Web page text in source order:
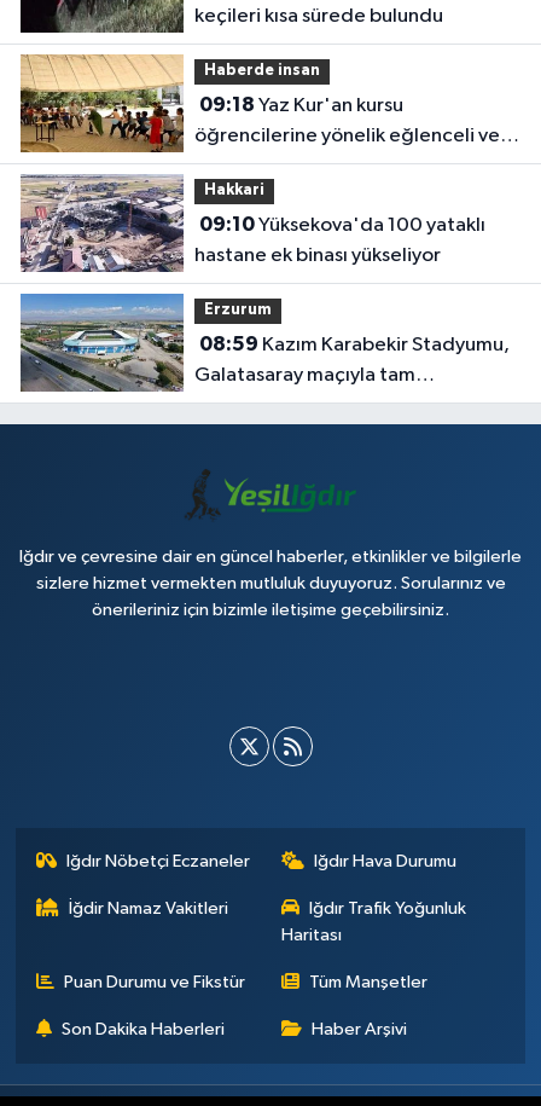
keçileri kısa sürede bulundu
Haberde insan
09:18
öğrencilerine yönelik eğlenceli ve
eğitici etkinlik
Hakkari
09:10Yüksekova'da 100 yataklı
hastane ek binası yükseliyor
Erzurum
08:59
Galatasaray maçıyla tam
kapasiteyle kapılarını açacak
Iğdır ve çevresine dair en güncel haberler, etkinlikler ve bilgilerle
sizlere hizmet vermekten mutluluk duyuyoruz. Sorularınız ve
önerileriniz için bizimle iletişime geçebilirsiniz.
Iğdır Nöbetçi Eczaneler Iğdır Hava Durumu
İğdir Namaz Vakitleri
Iğdır Trafik Yoğunluk
Haritası
Puan Durumu ve Fikstür Tüm Manşetler
Son Dakika Haberleri Haber Arşivi